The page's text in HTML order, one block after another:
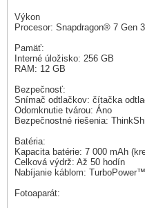
Výkon
Procesor: Snapdragon® 7 Gen 3
Pamäť:
Interné úložisko: 256 GB
RAM: 12 GB
Bezpečnosť:
Snímač odtlačkov: čítačka
Odomknutie tvárou: Áno
Bezpečnostné riešenia:
Batéria:
Kapacita batérie: 7 000 mAh
Celková výdrž: Až 50 hodín
Nabíjanie káblom:
Fotoaparát: